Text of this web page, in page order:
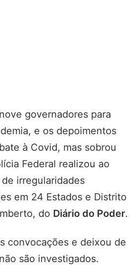
governadores para
e os depoimentos
à Covid, mas sobrou
Federal realizou ao
irregularidades
em 24 Estados e Distrito
do Diário do Poder.
convocações e deixou de
são investigados.